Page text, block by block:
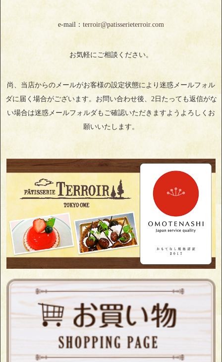
e-mail： terroir@patisserieterroir.com
お気軽にご相談ください。
尚、当店からのメールがお客様の設定状態により迷惑メールフォル
ダに届く場合がございます。お問い合わせ後、2日たっても返信がな
い場合は迷惑メールフォルダもご確認いただきますようよろしくお
願いいたします。